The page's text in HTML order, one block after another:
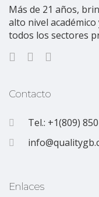
Más de 21 años,
alto nivel
todos los sectores
Contacto
Tel.: +1(809)
Enlaces